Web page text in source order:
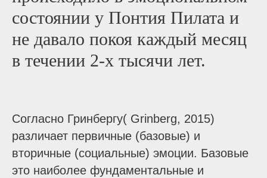
состоянии у Понтия Пилата и
не давало покоя каждый месяц
в течении 2-х тысячи лет.
Согласно Гринбергу( Grinberg, 2015)
различает первичные (базовые) и
вторичные (социальные) эмоции. Базовые
это наиболее фундаментальные и